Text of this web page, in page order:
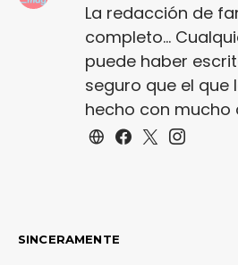
La redacción de
completo...
puede haber
seguro que el que
hecho con mucho
SINCERAMENTE